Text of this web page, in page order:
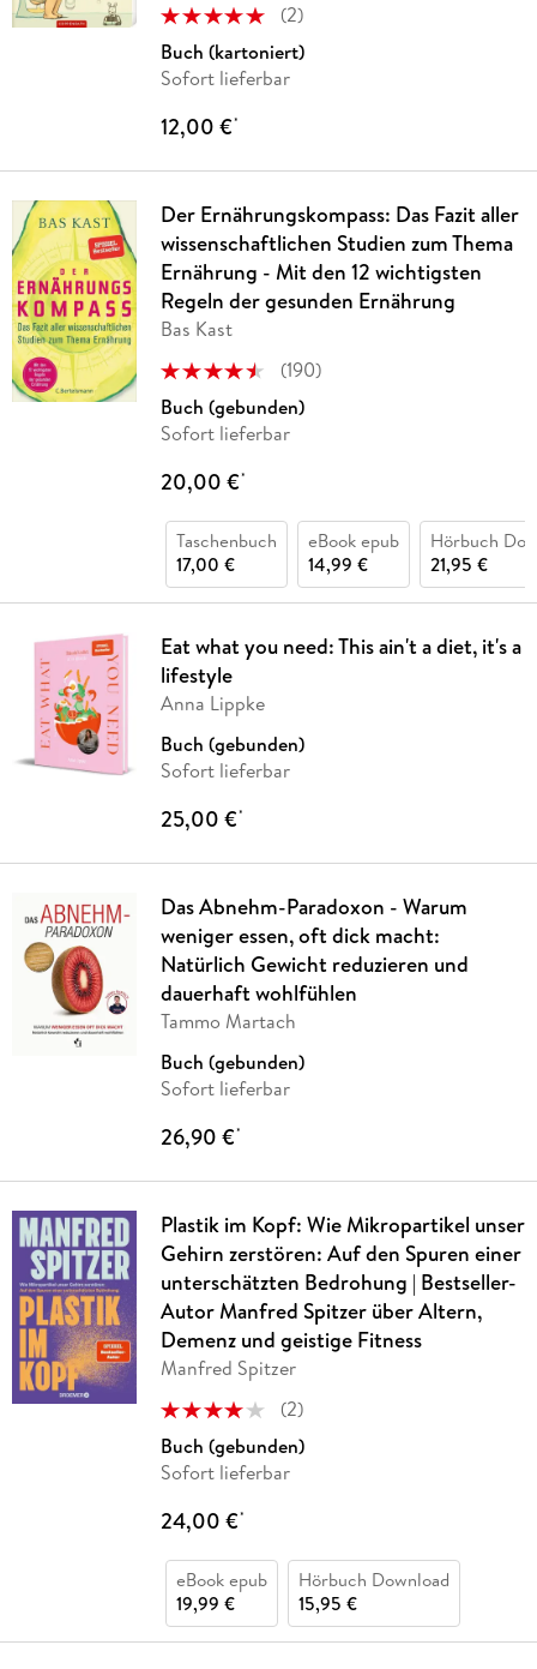
(2)
Buch (kartoniert)
Sofort lieferbar
12,00 €*
Der Ernährungskompass: Das Fazit aller
wissenschaftlichen Studien zum Thema
Ernährung - Mit den 12 wichtigsten
Regeln der gesunden Ernährung
Bas Kast
(190)
Buch (gebunden)
Sofort lieferbar
20,00 €*
Taschenbuch
17,00 €
eBook epub
14,99 €
Hörbuch
21,95 €
Eat what you need: This ain't a diet, it's a
lifestyle
Anna Lippke
Buch (gebunden)
Sofort lieferbar
25,00 €*
Das Abnehm-Paradoxon - Warum
weniger essen, oft dick macht:
Natürlich Gewicht reduzieren und
dauerhaft wohlfühlen
Tammo Martach
Buch (gebunden)
Sofort lieferbar
26,90 €*
Plastik im Kopf: Wie Mikropartikel unser
Gehirn zerstören: Auf den Spuren einer
unterschätzten Bedrohung | Bestseller-
Autor Manfred Spitzer über Altern,
Demenz und geistige Fitness
Manfred Spitzer
(2)
Buch (gebunden)
Sofort lieferbar
24,00 €*
eBook epub
19,99 €
Hörbuch Download
15,95 €